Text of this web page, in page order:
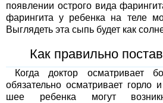
появлении острого вида
фарингита у ребенка на теле
Выглядеть эта сыпь будет как
Как правильно
Когда доктор осматривает
обязательно осматривает
шее ребенка могут